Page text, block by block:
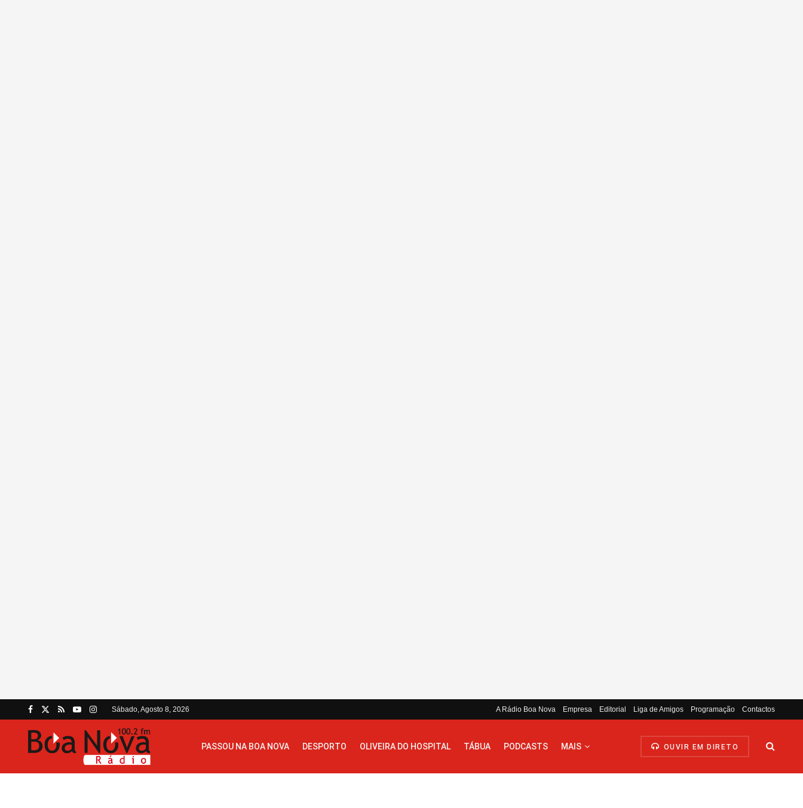
Sábado, Agosto 8, 2026 A Rádio Boa Nova Empresa Editorial Liga de Amigos Programação Contactos
PASSOU NA BOA NOVA DESPORTO OLIVEIRA DO HOSPITAL TÁBUA PODCASTS MAIS OUVIR EM DIRETO